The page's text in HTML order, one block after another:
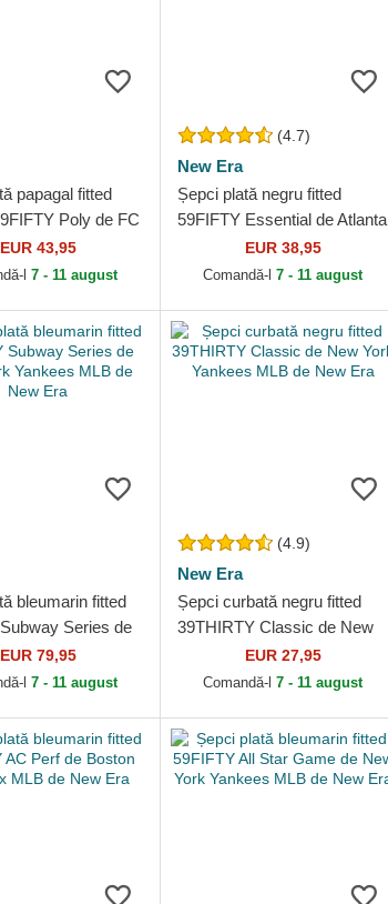
papagal fitted
Poly de FC
LALIGA de New
EUR 43,95
l7 - 11 august
(4.7)
New Era
Șepci plată negru fitted
59FIFTY Essential de Atlanta
Braves MLB de New Era
EUR 38,95
Comandă-l7 - 11 august
bleumarin fitted
Series de
Yankees MLB de
EUR 79,95
l7 - 11 august
(4.9)
New Era
Șepci curbată negru fitted
39THIRTY Classic de New
York Yankees MLB de New
Era
EUR 27,95
Comandă-l7 - 11 august